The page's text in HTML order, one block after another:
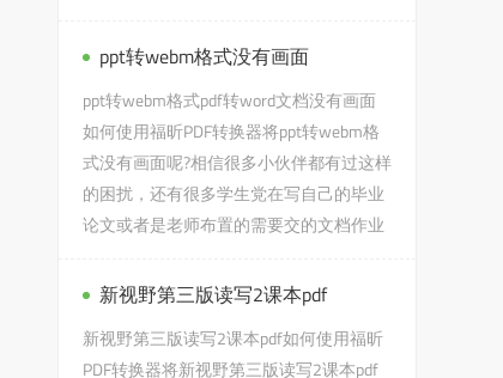
ppt转webm格式没有画面
ppt转webm格式pdf转word文档没有画面
如何使用福昕PDF转换器将ppt转webm格
式没有画面呢?相信很多小伙伴都有过这样
的困扰，还有很多学生党在写自己的毕业
论文或者是老师布置的需要交的文档作业
新视野第三版读写2课本pdf
新视野第三版读写2课本pdf如何使用福昕
PDF转换器将新视野第三版读写2课本pdf